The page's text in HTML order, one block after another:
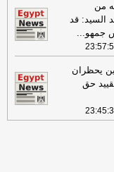
القومية لمواجهة
-موقع مصراوي
الأميركي: لن نسمح
العالمية رهينة أو
لتمويل الحرس
المصرية ليوم
-
من
السيد: قد
جمهو...
يحظران
حق